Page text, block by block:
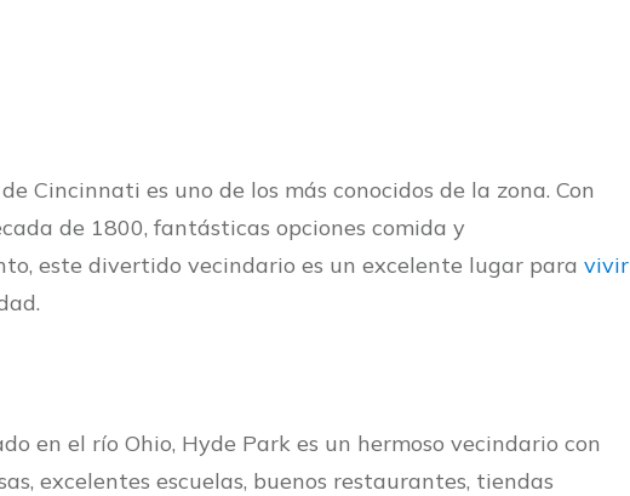
Cincinnati es uno de los más conocidos de la zona. Con
de 1800, fantásticas opciones comida y
este divertido vecindario es un excelente lugar para vivir
en el río Ohio, Hyde Park es un hermoso vecindario con
excelentes escuelas, buenos restaurantes, tiendas